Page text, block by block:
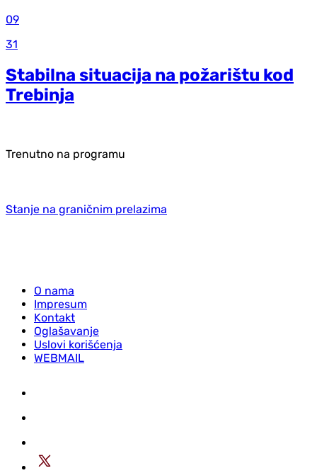
09
31
Stabilna situacija na požarištu kod
Trebinja
Trenutno na programu
Stanje na graničnim prelazima
O nama
Impresum
Kontakt
Oglašavanje
Uslovi korišćenja
WEBMAIL